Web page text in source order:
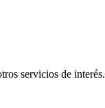
servicios de interés.